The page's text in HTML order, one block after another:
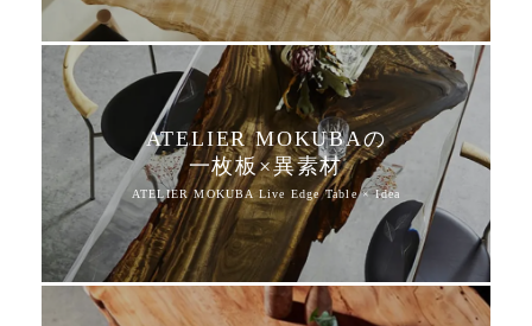
ATELIER MOKUBAの
一枚板×異素材